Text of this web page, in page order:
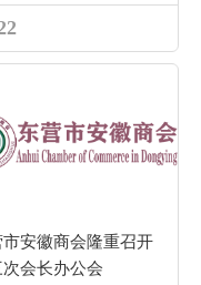
重举行
市安徽商会隆重召开
会长办公会